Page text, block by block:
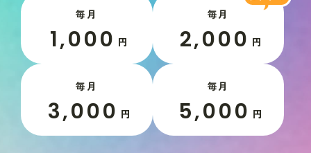
毎月
1,000 円
毎月
2,000 円
毎月
3,000 円
毎月
5,000 円